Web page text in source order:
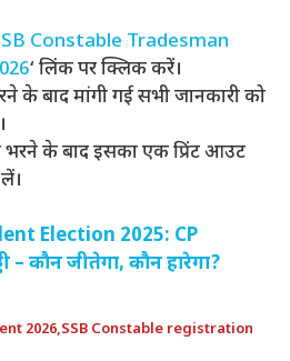
Constable Tradesman
‘ लिंक पर क्लिक करें।
के बाद मांगी गई सभी जानकारी को
के बाद इसका एक प्रिंट आउट
Election 2025: CP
– कौन जीतेगा, कौन हारेगा?
2026,SSB Constable registration